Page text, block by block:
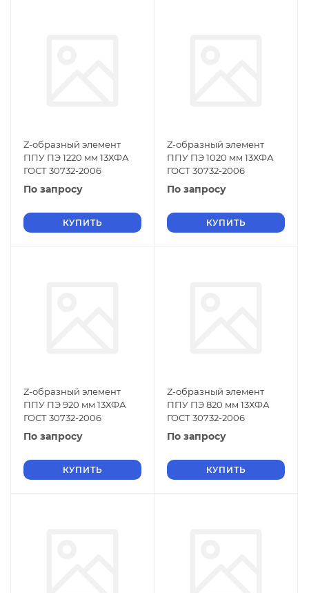
Z-образный элемент
ППУ ПЭ 1220 мм 13ХФА
ГОСТ 30732-2006
По запросу
КУПИТЬ
Z-образный элемент
ППУ ПЭ 1020 мм 13ХФА
ГОСТ 30732-2006
По запросу
КУПИТЬ
Z-образный элемент
ППУ ПЭ 920 мм 13ХФА
ГОСТ 30732-2006
По запросу
КУПИТЬ
Z-образный элемент
ППУ ПЭ 820 мм 13ХФА
ГОСТ 30732-2006
По запросу
КУПИТЬ